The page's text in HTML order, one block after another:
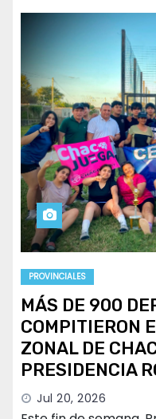
PROVINCIALES
MÁS DE 900
COMPITIERON
ZONAL DE
PRESIDENCIA
Jul 20, 2026